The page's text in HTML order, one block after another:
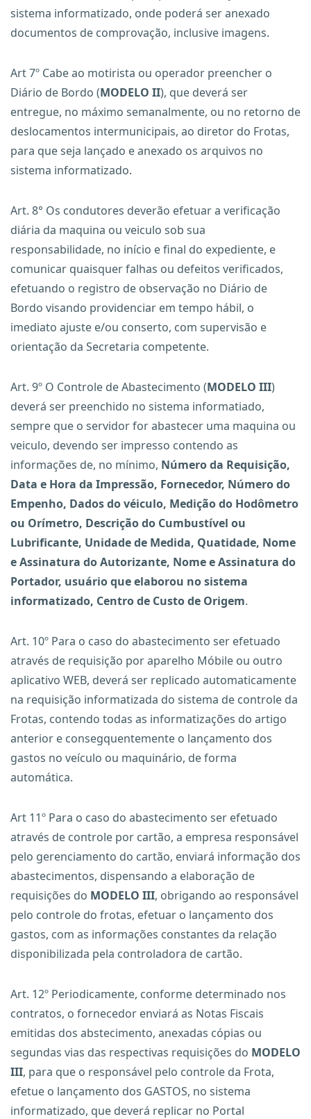
sistema informatizado, onde poderá ser anexado
documentos de comprovação, inclusive imagens.
Art 7º Cabe ao motirista ou operador preencher o
Diário de Bordo (MODELO II), que deverá ser
entregue, no máximo semanalmente, ou no retorno de
deslocamentos intermunicipais, ao diretor do Frotas,
para que seja lançado e anexado os arquivos no
sistema informatizado.
Art. 8° Os condutores deverão efetuar a verificação
diária da maquina ou veiculo sob sua
responsabilidade, no início e final do expediente, e
comunicar quaisquer falhas ou defeitos verificados,
efetuando o registro de observação no Diário de
Bordo visando providenciar em tempo hábil, o
imediato ajuste e/ou conserto, com supervisão e
orientação da Secretaria competente.
Art. 9º O Controle de Abastecimento (MODELO III)
deverá ser preenchido no sistema informatiado,
sempre que o servidor for abastecer uma maquina ou
veiculo, devendo ser impresso contendo as
informações de, no mínimo, Número da Requisição,
Data e Hora da Impressão, Fornecedor, Número do
Empenho, Dados do véiculo, Medição do Hodômetro
ou Orímetro, Descrição do Cumbustível ou
Lubrificante, Unidade de Medida, Quatidade, Nome
e Assinatura do Autorizante, Nome e Assinatura do
Portador, usuário que elaborou no sistema
informatizado, Centro de Custo de Origem.
Art. 10º Para o caso do abastecimento ser efetuado
através de requisição por aparelho Móbile ou outro
aplicativo WEB, deverá ser replicado automaticamente
na requisição informatizada do sistema de controle da
Frotas, contendo todas as informatizações do artigo
anterior e consegquentemente o lançamento dos
gastos no veículo ou maquinário, de forma
automática.
Art 11º Para o caso do abastecimento ser efetuado
através de controle por cartão, a empresa responsável
pelo gerenciamento do cartão, enviará informação dos
abastecimentos, dispensando a elaboração de
requisições do MODELO III, obrigando ao responsável
pelo controle do frotas, efetuar o lançamento dos
gastos, com as informações constantes da relação
disponibilizada pela controladora de cartão.
Art. 12º Periodicamente, conforme determinado nos
contratos, o fornecedor enviará as Notas Fiscais
emitidas dos abstecimento, anexadas cópias ou
segundas vias das respectivas requisições do MODELO
III, para que o responsável pelo controle da Frota,
efetue o lançamento dos GASTOS, no sistema
informatizado, que deverá replicar no Portal